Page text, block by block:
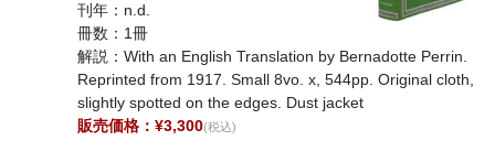
刊年：n.d.
冊数：1冊
解説：With an English Translation by Bernadotte Perrin.
Reprinted from 1917. Small 8vo. x, 544pp. Original cloth,
slightly spotted on the edges. Dust jacket
販売価格：¥3,300(税込)